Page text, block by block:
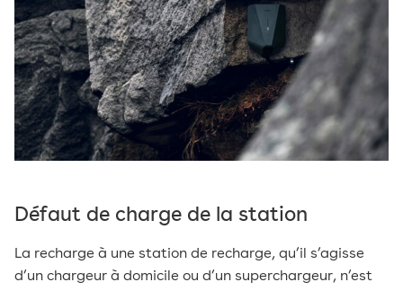
Défaut de charge de la station
La recharge à une station de recharge, qu’il s’agisse
d’un chargeur à domicile ou d’un superchargeur, n’est